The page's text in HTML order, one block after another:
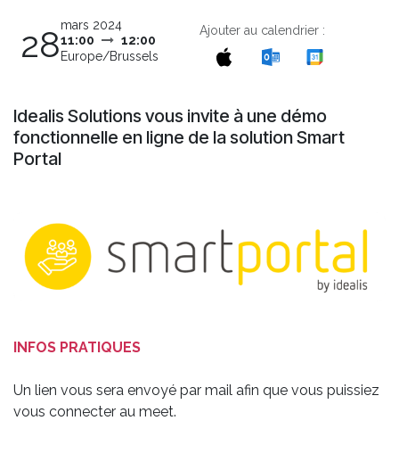
28mars 2024
11:00
12:00
Europe/Brussels
Ajouter au calendrier :
Idealis Solutions vous invite à une démo
fonctionnelle en ligne de la solution Smart
Portal
INFOS PRATIQUES
Un lien vous sera envoyé par mail afin que vous puissiez
vous connecter au meet.